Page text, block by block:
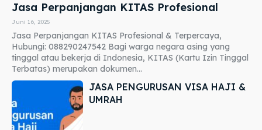
Jasa Perpanjangan KITAS Profesional
Juni 16, 2025
Jasa Perpanjangan KITAS Profesional & Terpercaya,
Hubungi: 088290247542 Bagi warga negara asing yang
tinggal atau bekerja di Indonesia, KITAS (Kartu Izin Tinggal
Terbatas) merupakan dokumen...
JASA PENGURUSAN VISA HAJI &
UMRAH